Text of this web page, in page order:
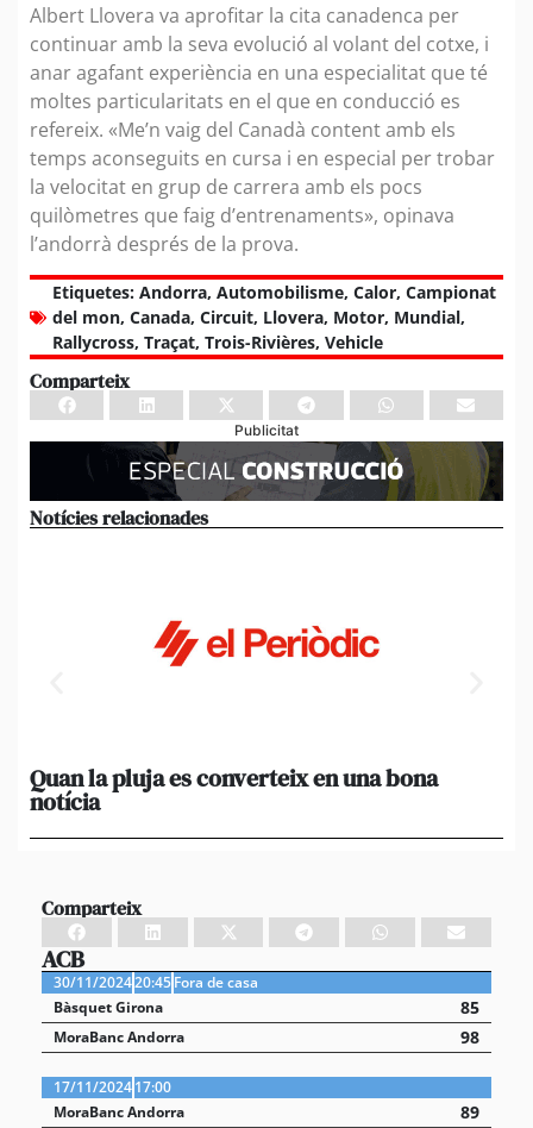
Albert Llovera va aprofitar la cita canadenca per
continuar amb la seva evolució al volant del cotxe, i
anar agafant experiència en una especialitat que té
moltes particularitats en el que en conducció es
refereix. «Me’n vaig del Canadà content amb els
temps aconseguits en cursa i en especial per trobar
la velocitat en grup de carrera amb els pocs
quilòmetres que faig d’entrenaments», opinava
l’andorrà després de la prova.
Etiquetes: Andorra, Automobilisme, Calor, Campionat
del mon, Canada, Circuit, Llovera, Motor, Mundial,
Rallycross, Traçat, Trois-Rivières, Vehicle
Comparteix
Publicitat
Notícies relacionades
Quan la pluja es converteix en una bona
notícia
Comparteix
ACB
30/11/202420:45Fora de casa
Bàsquet Girona
85
MoraBanc Andorra 98
17/11/202417:00
MoraBanc Andorra
89